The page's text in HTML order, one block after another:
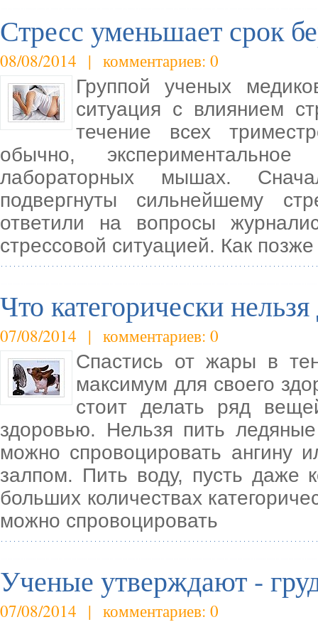
Стресс уменьшает срок
08/08/2014 | комментариев: 0
Группой ученых
ситуация с влиянием
течение всех
обычно,
лабораторных мышах.
подвергнуты сильнейшему
ответили на вопросы
стрессовой ситуацией. Как
Что категорически
07/08/2014 | комментариев: 0
Спастись от жары в
максимум для своего
стоит делать ряд
здоровью. Нельзя пить
можно спровоцировать ангину
залпом. Пить воду, пусть даже
больших количествах
можно спровоцировать
Ученые утверждают -
07/08/2014 | комментариев: 0